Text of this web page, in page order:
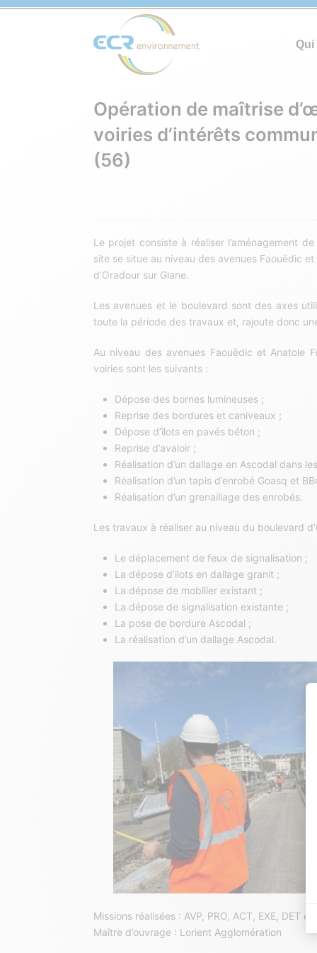
Qui
Opération de maîtrise
voiries d’intérêts
(56)
Le projet consiste à réaliser l’aménagement
site se situe au niveau des avenues Faouëdic
d’Oradour sur Glane.
Les avenues et le boulevard sont des axes
toute la période des travaux et, rajoute donc
Au niveau des avenues Faouëdic et Anatole
voiries sont les suivants :
Dépose des bornes lumineuses ;
Reprise des bordures et caniveaux ;
Dépose d’îlots en pavés béton ;
Reprise d’avaloir ;
Réalisation d’un dallage en Ascodal dans
Réalisation d’un tapis d’enrobé Goasq et
Réalisation d’un grenaillage des enrobés.
Les travaux à réaliser au niveau du boulevard
Le déplacement de feux de signalisation ;
La dépose d’ilots en dallage granit ;
La dépose de mobilier existant ;
La dépose de signalisation existante ;
La pose de bordure Ascodal ;
La réalisation d’un dallage Ascodal.
Missions réalisées : AVP, PRO, ACT, EXE, DET et
Maître d’ouvrage : Lorient Agglomération